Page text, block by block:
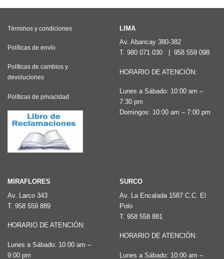
Términos y condiciones
Políticas de envío
Políticas de cambios y
devoluciones
Políticas de privacidad
LIMA
Av. Abancay 380-382
T. 980 071 030 958 559 098
HORARIO DE ATENCIÓN:
Lunes a Sábado: 10:00 am –
7:30 pm
Domingos: 10:00 am – 7:00 pm
MIRAFLORES
Av. Larco 343
T. 958 559 889
HORARIO DE ATENCIÓN:
Lunes a Sábado: 10:00 am –
9:00 pm
SURCO
Av. La Encalada 1587 C.C. El
Polo
T. 958 558 881
HORARIO DE ATENCIÓN:
Lunes a Sábado: 10:00 am –